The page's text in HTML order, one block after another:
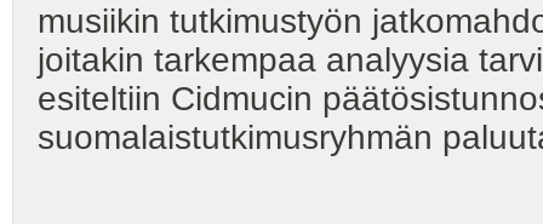
musiikin tutkimustyön
joitakin tarkempaa analyysia
esiteltiin Cidmucin
suomalaistutkimusryhmän